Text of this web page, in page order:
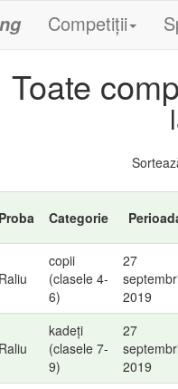
Competiții
Toate
Proba Categorie
Raliu
copii
(clasele 4-
6)
27
2019
Raliu
kadeți
(clasele 7-
9)
27
2019